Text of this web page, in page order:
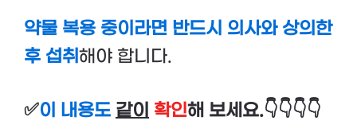
약물 복용 중이라면 반드시 의사와 상의한
후 섭취해야 합니다.
✅이 내용도 같이 확인해 보세요.👇👇👇👇